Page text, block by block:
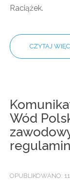
Raciążek.
CZYTAJ
Wód
OPUBLIKOWANO: